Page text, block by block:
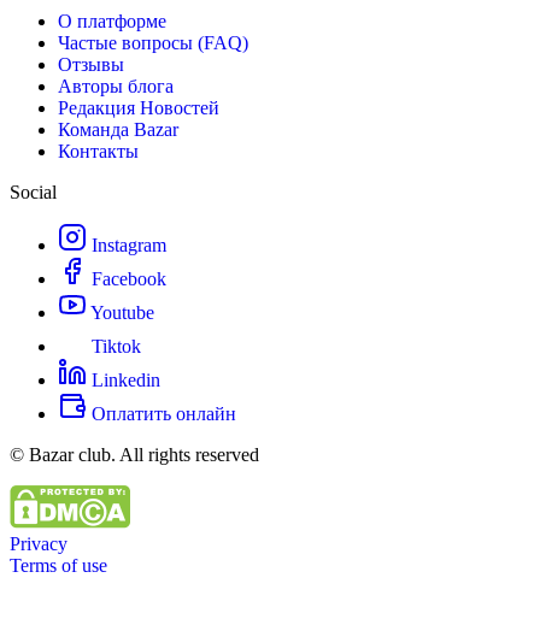
О платформе
Частые вопросы (FAQ)
Отзывы
Авторы блога
Редакция Новостей
Команда Bazar
Контакты
Social
Instagram
Facebook
Youtube
Tiktok
Linkedin
Оплатить онлайн
© Bazar club. All rights reserved
Privacy
Terms of use